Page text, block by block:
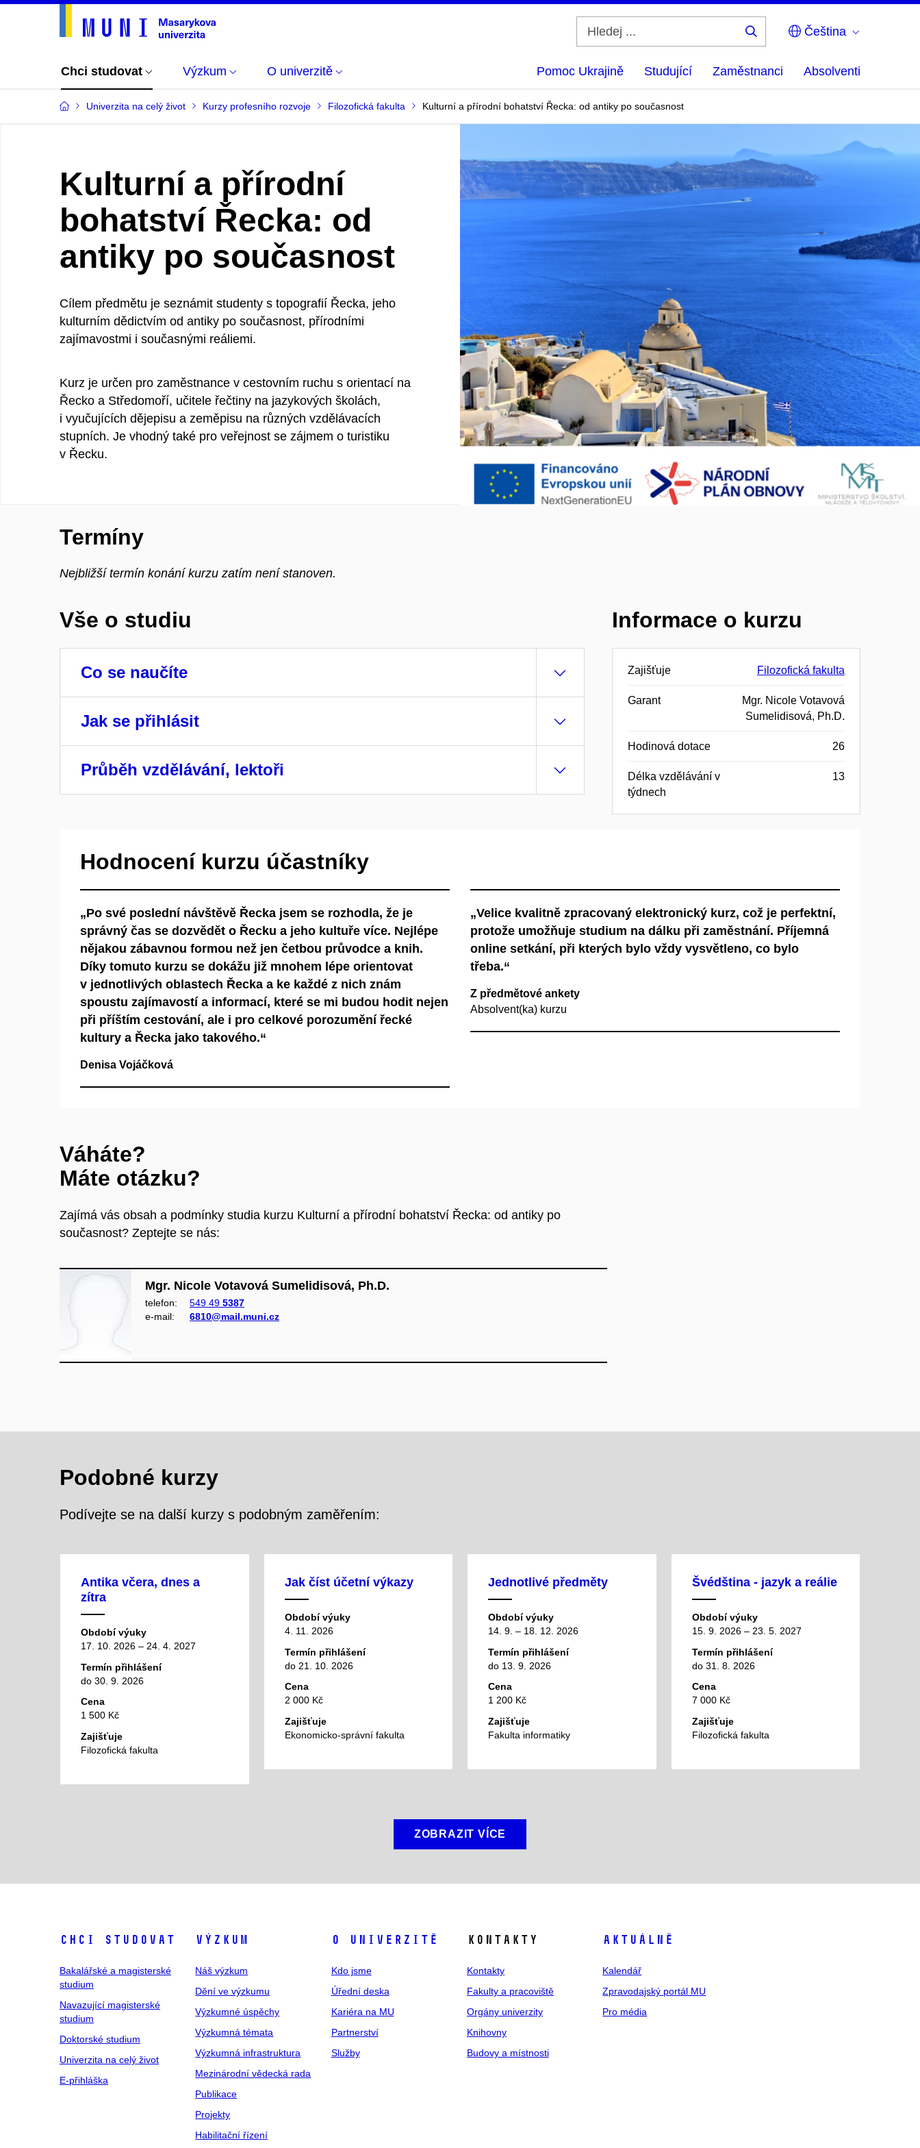
Čeština
Chci studovat Výzkum O univerzitě Pomoc Ukrajině Studující Zaměstnanci Absolventi
Univerzita na celý život Kurzy profesního rozvoje Filozofická fakulta Kulturní a přírodní bohatství Řecka: od antiky po současnost
Kulturní a přírodní
bohatství Řecka: od
antiky po současnost
Cílem předmětu je seznámit studenty s topografií Řecka, jeho
kulturním dědictvím od antiky po současnost, přírodními
zajímavostmi i současnými reáliemi.
Kurz je určen pro zaměstnance v cestovním ruchu s orientací na
Řecko a Středomoří, učitele řečtiny na jazykových školách,
i vyučujících dějepisu a zeměpisu na různých vzdělávacích
stupních. Je vhodný také pro veřejnost se zájmem o turistiku
v Řecku.
Termíny
Nejbližší termín konání kurzu zatím není stanoven.
Vše o studiu
Co se naučíte
Jak se přihlásit
Průběh vzdělávání, lektoři
Informace o kurzu
Zajišťuje Filozofická fakulta
Garant
Mgr. Nicole Votavová
Sumelidisová, Ph.D.
Hodinová dotace 26
Délka vzdělávání v
týdnech
13
Hodnocení kurzu účastníky
„Po své poslední návštěvě Řecka jsem se rozhodla, že je
správný čas se dozvědět o Řecku a jeho kultuře více. Nejlépe
nějakou zábavnou formou než jen četbou průvodce a knih.
Díky tomuto kurzu se dokážu již mnohem lépe orientovat
v jednotlivých oblastech Řecka a ke každé z nich znám
spoustu zajímavostí a informací, které se mi budou hodit nejen
při příštím cestování, ale i pro celkové porozumění řecké
kultury a Řecka jako takového.“
Denisa Vojáčková
„Velice kvalitně zpracovaný elektronický kurz, což je perfektní,
protože umožňuje studium na dálku při zaměstnání. Příjemná
online setkání, při kterých bylo vždy vysvětleno, co bylo
třeba.“
Z předmětové ankety
Absolvent(ka) kurzu
Váháte?
Máte otázku?
Zajímá vás obsah a podmínky studia kurzu Kulturní a přírodní bohatství Řecka: od antiky po
současnost? Zeptejte se nás:
Mgr. Nicole Votavová Sumelidisová, Ph.D.
telefon: 549 49 5387
e‑mail:
6810@mail.muni.cz
Podobné kurzy
Podívejte se na další kurzy s podobným zaměřením:
Antika včera, dnes a
zítra
Období výuky
17. 10. 2026 – 24. 4. 2027
Termín přihlášení
do 30. 9. 2026
Cena
1 500 Kč
Zajišťuje
Filozofická fakulta
Jak číst účetní výkazy
Období výuky
4. 11. 2026
Termín přihlášení
do 21. 10. 2026
Cena
2 000 Kč
Zajišťuje
Ekonomicko-správní fakulta
Jednotlivé předměty
Období výuky
14. 9. – 18. 12. 2026
Termín přihlášení
do 13. 9. 2026
Cena
1 200 Kč
Zajišťuje
Fakulta informatiky
Švédština - jazyk a reálie
Období výuky
15. 9. 2026 – 23. 5. 2027
Termín přihlášení
do 31. 8. 2026
Cena
7 000 Kč
Zajišťuje
Filozofická fakulta
ZOBRAZIT VÍCE
Chci studovat
Bakalářské a magisterské
studium
Navazující magisterské
studium
Doktorské studium
Univerzita na celý život
E-přihláška
Výzkum
Náš výzkum
Dění ve výzkumu
Výzkumné úspěchy
Výzkumná témata
Výzkumná infrastruktura
Mezinárodní vědecká rada
Publikace
Projekty
Habilitační řízení
O univerzitě
Kdo jsme
Úřední deska
Kariéra na MU
Partnerství
Služby
Kontakty
Kontakty
Fakulty a pracoviště
Orgány univerzity
Knihovny
Budovy a místnosti
Aktuálně
Kalendář
Zpravodajský portál MU
Pro média